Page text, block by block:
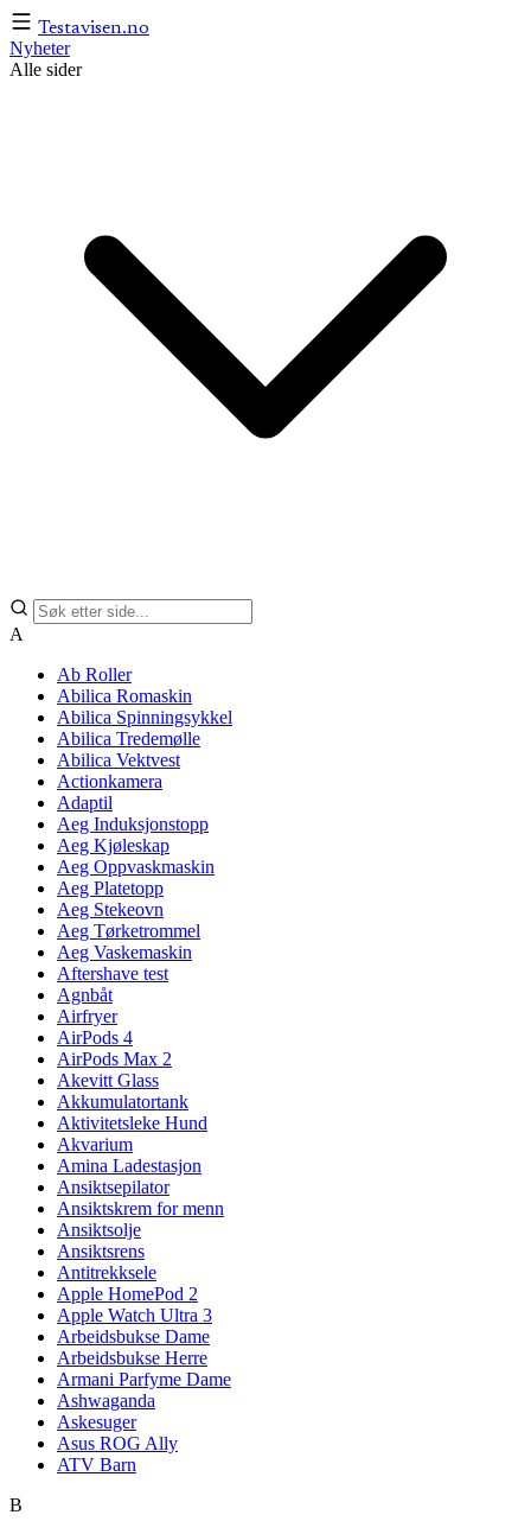
Testavisen.no
Nyheter
Alle sider
A
Ab Roller
Abilica Romaskin
Abilica Spinningsykkel
Abilica Tredemølle
Abilica Vektvest
Actionkamera
Adaptil
Aeg Induksjonstopp
Aeg Kjøleskap
Aeg Oppvaskmaskin
Aeg Platetopp
Aeg Stekeovn
Aeg Tørketrommel
Aeg Vaskemaskin
Aftershave test
Agnbåt
Airfryer
AirPods 4
AirPods Max 2
Akevitt Glass
Akkumulatortank
Aktivitetsleke Hund
Akvarium
Amina Ladestasjon
Ansiktsepilator
Ansiktskrem for menn
Ansiktsolje
Ansiktsrens
Antitrekksele
Apple HomePod 2
Apple Watch Ultra 3
Arbeidsbukse Dame
Arbeidsbukse Herre
Armani Parfyme Dame
Ashwaganda
Askesuger
Asus ROG Ally
ATV Barn
B